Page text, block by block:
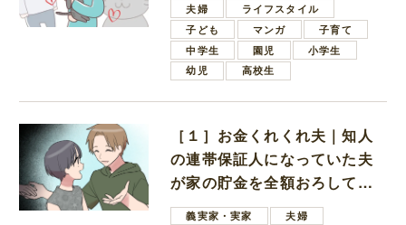
夫婦
ライフスタイル
子ども
マンガ
子育て
中学生
園児
小学生
幼児
高校生
［１］お金くれくれ夫｜知人
の連帯保証人になっていた夫
が家の貯金を全額おろしてほ
しいと言ってきた
義実家・実家
夫婦